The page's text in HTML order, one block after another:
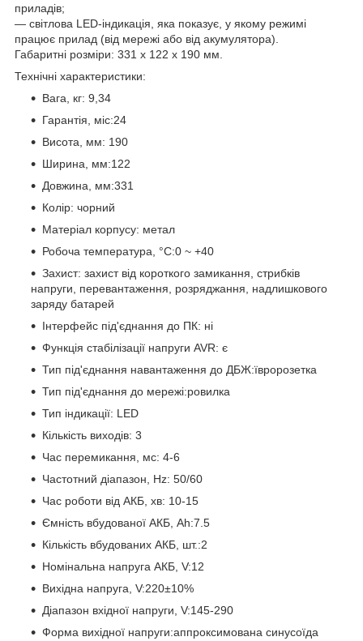
приладів;
— світлова LED-індикація, яка показує, у якому режимі
працює прилад (від мережі або від акумулятора).
Габаритні розміри: 331 х 122 х 190 мм.
Технічні характеристики:
Вага, кг: 9,34
Гарантія, міс:24
Висота, мм: 190
Ширина, мм:122
Довжина, мм:331
Колір: чорний
Матеріал корпусу: метал
Робоча температура, °C:0 ~ +40
Захист: захист від короткого замикання, стрибків
напруги, перевантаження, розряджання, надлишкового
заряду батарей
Інтерфейс під'єднання до ПК: ні
Функція стабілізації напруги AVR: є
Тип під'єднання навантаження до ДБЖ:ївророзетка
Тип під'єднання до мережі:ровилка
Тип індикації: LED
Кількість виходів: 3
Час перемикання, мс: 4-6
Частотний діапазон, Hz: 50/60
Час роботи від АКБ, хв: 10-15
Ємність вбудованої АКБ, Ah:7.5
Кількість вбудованих АКБ, шт.:2
Номінальна напруга АКБ, V:12
Вихідна напруга, V:220±10%
Діапазон вхідної напруги, V:145-290
Форма вихідної напруги:аппроксимована синусоїда